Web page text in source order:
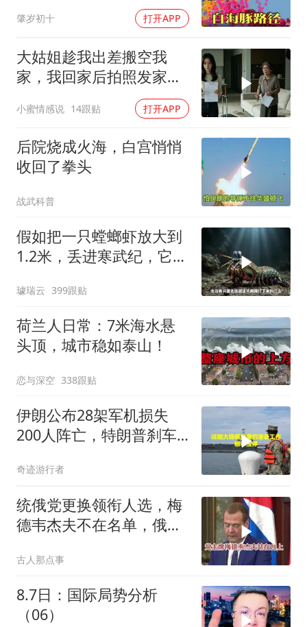
肇岁初十 打开APP
大姑姐趁我出差搬空我
家，我回家后拍照发家族
群里，她看到后崩溃了
小蜜情感说 14跟贴 打开APP
后院烧成火海，白宫悄悄
收回了拳头
战武科普
假如把一只螳螂虾放大到
1.2米，丢进寒武纪，它能
璩瑞云 399跟贴
荷兰人日常：7米海水悬
头顶，城市稳如泰山！
恋与深空 338跟贴
伊朗公布28架军机损失
200人阵亡，特朗普刹车
奇迹游行者
统俄党更换领衔人选，梅
德韦杰夫不在名单，俄政
古人那点事
8.7日：国际局势分析
（06）